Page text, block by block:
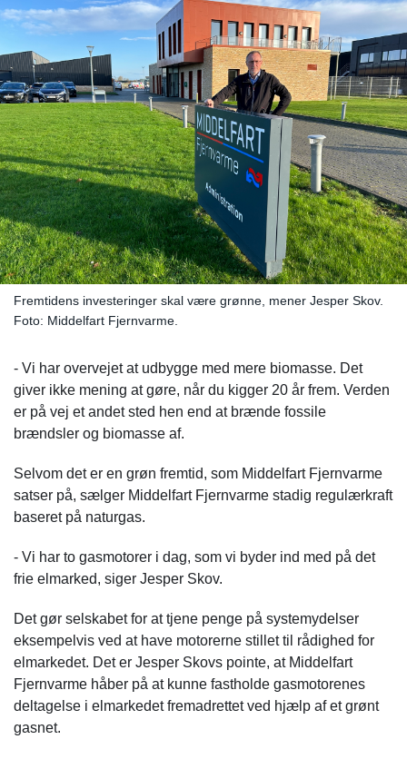
Fremtidens investeringer skal være grønne, mener Jesper Skov.
Foto: Middelfart Fjernvarme.
- Vi har overvejet at udbygge med mere biomasse. Det
giver ikke mening at gøre, når du kigger 20 år frem. Verden
er på vej et andet sted hen end at brænde fossile
brændsler og biomasse af.
Selvom det er en grøn fremtid, som Middelfart Fjernvarme
satser på, sælger Middelfart Fjernvarme stadig regulærkraft
baseret på naturgas.
- Vi har to gasmotorer i dag, som vi byder ind med på det
frie elmarked, siger Jesper Skov.
Det gør selskabet for at tjene penge på systemydelser
eksempelvis ved at have motorerne stillet til rådighed for
elmarkedet. Det er Jesper Skovs pointe, at Middelfart
Fjernvarme håber på at kunne fastholde gasmotorenes
deltagelse i elmarkedet fremadrettet ved hjælp af et grønt
gasnet.